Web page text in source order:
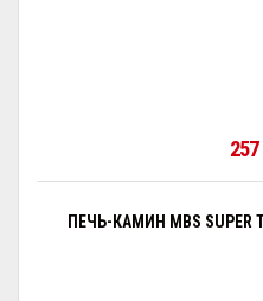
ПЕЧЬ-КАМИН MBS SUPER